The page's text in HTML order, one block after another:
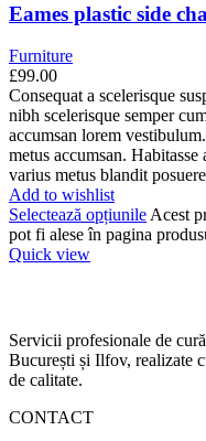
Eames plastic side
Furniture
£99.00
Consequat a scelerisque
nibh scelerisque semper
accumsan lorem
metus accumsan.
varius metus blandit
Add to wishlist
Selectează opțiunile Acest
pot fi alese în pagina
Quick view
Servicii profesionale de
București și Ilfov, realizate
de calitate.
CONTACT